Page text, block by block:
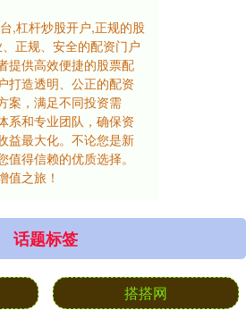
,杠杆炒股开户,正规的股
正规、安全的配资门户
提供高效便捷的股票配
打造透明、公正的配资
案，满足不同投资需
系和专业团队，确保资
益最大化。不论您是新
得信赖的优质选择。
值之旅！
话题标签
搭搭网